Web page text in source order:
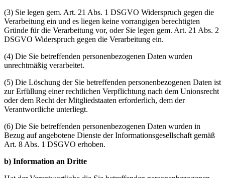
(3) Sie legen gem. Art. 21 Abs. 1 DSGVO Widerspruch gegen die
Verarbeitung ein und es liegen keine vorrangigen berechtigten
Gründe für die Verarbeitung vor, oder Sie legen gem. Art. 21 Abs. 2
DSGVO Widerspruch gegen die Verarbeitung ein.
(4) Die Sie betreffenden personenbezogenen Daten wurden
unrechtmäßig verarbeitet.
(5) Die Löschung der Sie betreffenden personenbezogenen Daten ist
zur Erfüllung einer rechtlichen Verpflichtung nach dem Unionsrecht
oder dem Recht der Mitgliedstaaten erforderlich, dem der
Verantwortliche unterliegt.
(6) Die Sie betreffenden personenbezogenen Daten wurden in
Bezug auf angebotene Dienste der Informationsgesellschaft gemäß
Art. 8 Abs. 1 DSGVO erhoben.
b) Information an Dritte